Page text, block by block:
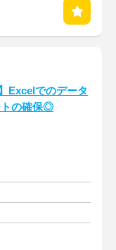
Excelでのデータ
トの確保◎